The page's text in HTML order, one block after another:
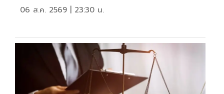
06 ส.ค. 2569 | 23:30 น.